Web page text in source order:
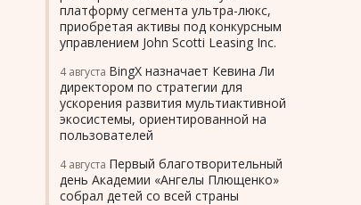
платформу сегмента ультра-люкс,
приобретая активы под конкурсным
управлением John Scotti Leasing Inc.
4 августа BingX назначает Кевина Ли
директором по стратегии для
ускорения развития мультиактивной
экосистемы, ориентированной на
пользователей
4 августа Первый благотворительный
день Академии «Ангелы Плющенко»
собрал детей со всей страны